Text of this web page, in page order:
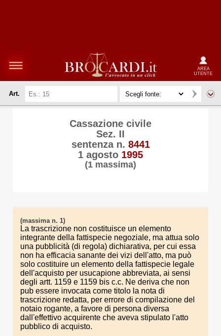
AREA
UTENTE
Art.
Cassazione civile
Sez. II
sentenza n. 8441
1 agosto 1995
(1 massima)
(massima n. 1)
La trascrizione non costituisce un elemento
integrante della fattispecie negoziale, ma attua solo
una pubblicità (di regola) dichiarativa, per cui essa
non ha efficacia sanante dei vizi dell'atto, ma può
solo costituire un elemento della fattispecie legale
dell'acquisto per usucapione abbreviata, ai sensi
degli artt. 1159 e 1159 bis c.c. Ne deriva che non
pub essere invocata come titolo la nota di
trascrizione redatta, per errore di compilazione del
notaio rogante, a favore di persona diversa
dall'effettivo acquirente che aveva stipulato l'atto
pubblico di acquisto.